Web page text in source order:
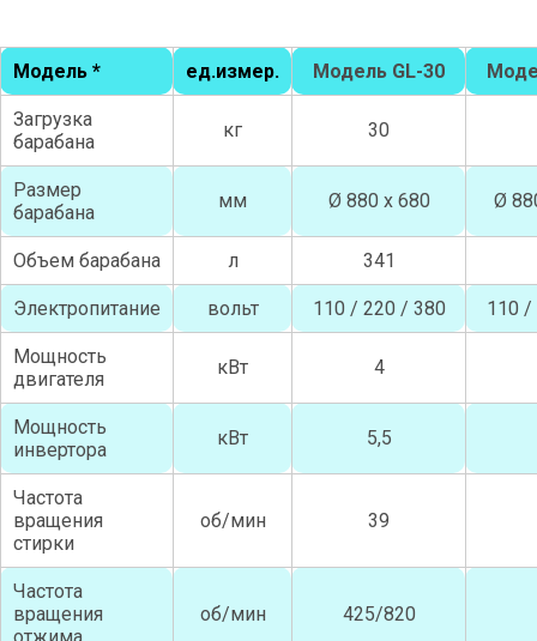
Модель * ед.измер. Модель GL-30
Загрузка
барабана
кг 30
Размер
барабана
мм Ø 880 х 680 Ø
Объем барабана л 341
Электропитание вольт 110 / 220 / 380 110 /
Мощность
двигателя
кВт 4
Мощность
инвертора
кВт 5,5
Частота
вращения
стирки
об/мин 39
Частота
вращения
отжима
об/мин 425/820